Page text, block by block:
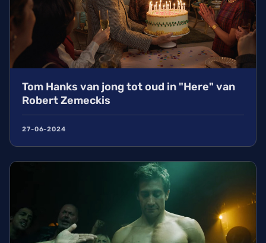
Tom Hanks van jong tot oud in "Here" van
Robert Zemeckis
27-06-2024